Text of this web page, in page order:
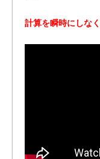
計算を瞬時にしな